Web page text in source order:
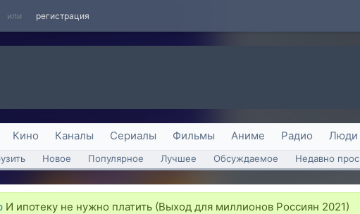
или регистрация
Кино Каналы Сериалы Фильмы Аниме Радио Люди
Новое Популярное Лучшее Обсуждаемое Недавно
И ипотеку не нужно платить (Выход для миллионов Россиян 2021)